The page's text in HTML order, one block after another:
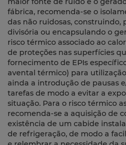
fábrica, recomenda-se o
das não ruidosas, construindo,
divisória ou encapsulando o
risco térmico associado ao
de proteções nas superfícies
fornecimento de EPIs
avental térmico) para
ainda a introdução de pausas
tarefas de modo a evitar a
situação. Para o risco térmico
recomenda-se a aquisição de
existência de um cabide
de refrigeração, de modo a